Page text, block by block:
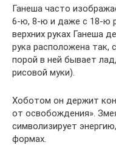
Ганеша часто
6-ю, 8-ю и даже с 18-ю
верхних руках Ганеша
рука расположена так,
порой в ней бывает
рисовой муки).
Хоботом он держит
от освобождения».
символизирует
формах.